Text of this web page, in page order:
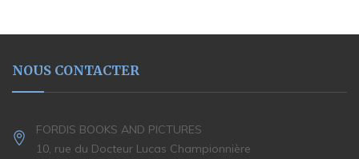
NOUS CONTACTER
FORDIS BOOKS AND PICTURES
10, rue du Docteur Lucas Championnière